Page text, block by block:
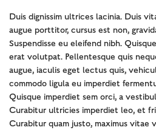
Duis dignissim ultrices lacinia. Duis
augue porttitor, cursus est non,
Suspendisse eu eleifend nibh.
erat volutpat. Pellentesque quis
augue, iaculis eget lectus quis,
commodo ligula eu imperdiet
Quisque imperdiet sem orci, a
Curabitur ultricies imperdiet leo, et
Curabitur quam justo, maximus vitae